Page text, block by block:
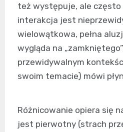
też występuje, ale często
interakcja jest
wielowątkowa, pełna
wygląda na
przewidywalnym
swoim temacie) mówi
Różnicowanie opiera się
jest pierwotny (strach